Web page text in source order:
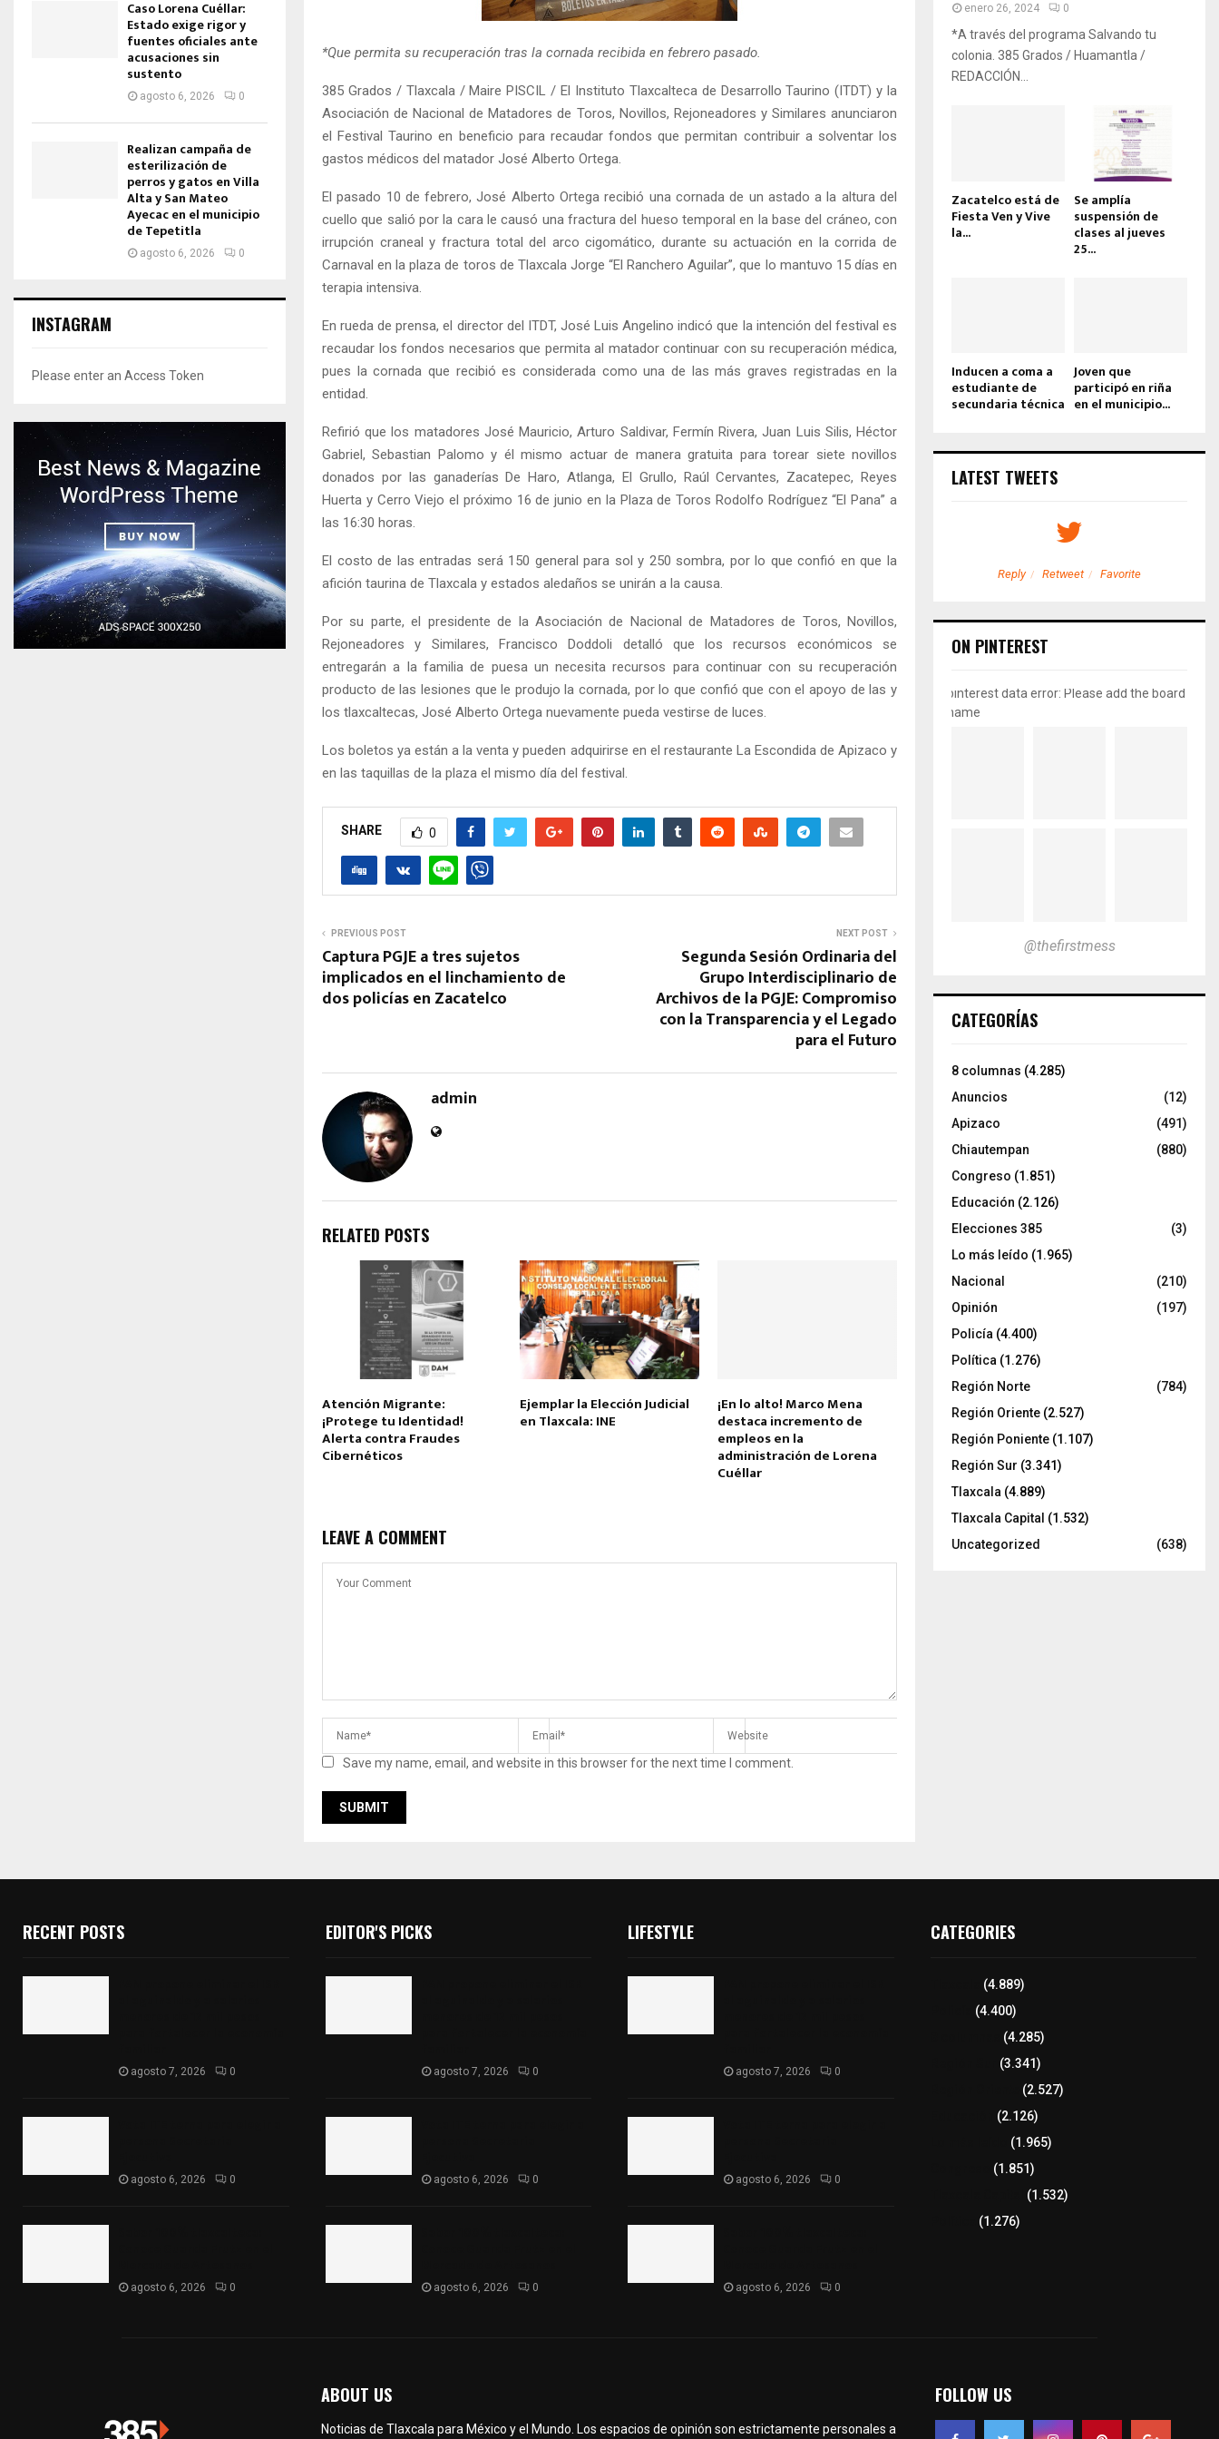
*Que permita su recuperación tras la cornada recibida en febrero pasado.
385 Grados / Tlaxcala / Maire PISCIL / El Instituto Tlaxcalteca de Desarrollo Taurino (ITDT) y la
Asociación de Nacional de Matadores de Toros, Novillos, Rejoneadores y Similares anunciaron
el Festival Taurino en beneficio para recaudar fondos que permitan contribuir a solventar los
gastos médicos del matador José Alberto Ortega.
El pasado 10 de febrero, José Alberto Ortega recibió una cornada de un astado a la altura del
cuello que salió por la cara le causó una fractura del hueso temporal en la base del cráneo, con
irrupción craneal y fractura total del arco cigomático, durante su actuación en la corrida de
Carnaval en la plaza de toros de Tlaxcala Jorge “El Ranchero Aguilar”, que lo mantuvo 15 días en
terapia intensiva.
En rueda de prensa, el director del ITDT, José Luis Angelino indicó que la intención del festival es
recaudar los fondos necesarios que permita al matador continuar con su recuperación médica,
pues la cornada que recibió es considerada como una de las más graves registradas en la
entidad.
Refirió que los matadores José Mauricio, Arturo Saldivar, Fermín Rivera, Juan Luis Silis, Héctor
Gabriel, Sebastian Palomo y él mismo actuar de manera gratuita para torear siete novillos
donados por las ganaderías De Haro, Atlanga, El Grullo, Raúl Cervantes, Zacatepec, Reyes
Huerta y Cerro Viejo el próximo 16 de junio en la Plaza de Toros Rodolfo Rodríguez “El Pana” a
las 16:30 horas.
El costo de las entradas será 150 general para sol y 250 sombra, por lo que confió en que la
afición taurina de Tlaxcala y estados aledaños se unirán a la causa.
Por su parte, el presidente de la Asociación de Nacional de Matadores de Toros, Novillos,
Rejoneadores y Similares, Francisco Doddoli detalló que los recursos económicos se
entregarán a la familia de puesa un necesita recursos para continuar con su recuperación
producto de las lesiones que le produjo la cornada, por lo que confió que con el apoyo de las y
los tlaxcaltecas, José Alberto Ortega nuevamente pueda vestirse de luces.
Los boletos ya están a la venta y pueden adquirirse en el restaurante La Escondida de Apizaco y
en las taquillas de la plaza el mismo día del festival.
SHARE 0
PREVIOUS POST
Captura PGJE a tres sujetos
implicados en el linchamiento de
dos policías en Zacatelco
NEXT POST
Segunda Sesión Ordinaria del
Grupo Interdisciplinario de
Archivos de la PGJE: Compromiso
con la Transparencia y el Legado
para el Futuro
admin
RELATED POSTS
Atención Migrante:
¡Protege tu Identidad!
Alerta contra Fraudes
Cibernéticos
Ejemplar la Elección Judicial
en Tlaxcala: INE
¡En lo alto! Marco Mena
destaca incremento de
empleos en la
administración de Lorena
Cuéllar
LEAVE A COMMENT
Save my name, email, and website in this browser for the next time I comment.
Caso Lorena Cuéllar:
Estado exige rigor y
fuentes oficiales ante
acusaciones sin
sustento
agosto 6, 2026 0
Realizan campaña de
esterilización de
perros y gatos en Villa
Alta y San Mateo
Ayecac en el municipio
de Tepetitla
agosto 6, 2026 0
INSTAGRAM
Please enter an Access Token
enero 26, 2024 0
*A través del programa Salvando tu
colonia. 385 Grados / Huamantla /
REDACCIÓN...
Zacatelco está de
Fiesta Ven y Vive
la...
Se amplía
suspensión de
clases al jueves
25...
Inducen a coma a
estudiante de
secundaria técnica
Joven que
participó en riña
en el municipio...
LATEST TWEETS
Reply Retweet Favorite
ON PINTEREST
pinterest data error: Please add the board
name
@thefirstmess
CATEGORÍAS
8 columnas (4.285)
Anuncios
(12)
Apizaco
(491)
Chiautempan
(880)
Congreso (1.851)
Educación (2.126)
Elecciones 385
(3)
Lo más leído (1.965)
Nacional
(210)
Opinión
(197)
Policía (4.400)
Política (1.276)
Región Norte
(784)
Región Oriente (2.527)
Región Poniente (1.107)
Región Sur (3.341)
Tlaxcala (4.889)
Tlaxcala Capital (1.532)
Uncategorized
(638)
RECENT POSTS
agosto 7, 2026 0
agosto 6, 2026 0
agosto 6, 2026 0
EDITOR'S PICKS
agosto 7, 2026 0
agosto 6, 2026 0
agosto 6, 2026 0
LIFESTYLE
agosto 7, 2026 0
agosto 6, 2026 0
agosto 6, 2026 0
CATEGORIES
(4.889)
(4.400)
(4.285)
(3.341)
(2.527)
(2.126)
(1.965)
(1.851)
(1.532)
(1.276)
ABOUT US
Noticias de Tlaxcala para México y el Mundo. Los espacios de opinión son estrictamente personales a
FOLLOW US